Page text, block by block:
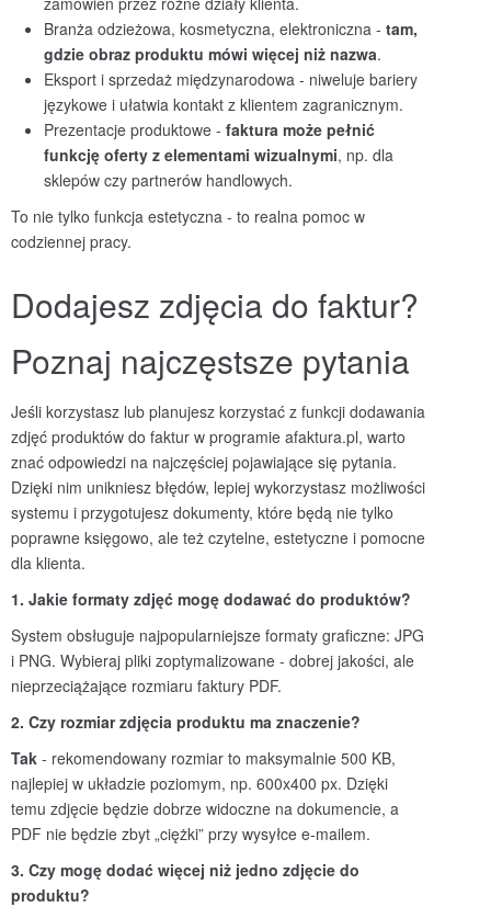
Branża odzieżowa, kosmetyczna, elektroniczna - tam,
gdzie obraz produktu mówi więcej niż nazwa.
Eksport i sprzedaż międzynarodowa - niweluje bariery
językowe i ułatwia kontakt z klientem zagranicznym.
Prezentacje produktowe - faktura może pełnić
funkcję oferty z elementami wizualnymi, np. dla
sklepów czy partnerów handlowych.
To nie tylko funkcja estetyczna - to realna pomoc w
codziennej pracy.
Dodajesz zdjęcia do faktur?
Poznaj najczęstsze pytania
Jeśli korzystasz lub planujesz korzystać z funkcji dodawania
zdjęć produktów do faktur w programie afaktura.pl, warto
znać odpowiedzi na najczęściej pojawiające się pytania.
Dzięki nim unikniesz błędów, lepiej wykorzystasz możliwości
systemu i przygotujesz dokumenty, które będą nie tylko
poprawne księgowo, ale też czytelne, estetyczne i pomocne
dla klienta.
1. Jakie formaty zdjęć mogę dodawać do produktów?
System obsługuje najpopularniejsze formaty graficzne: JPG
i PNG. Wybieraj pliki zoptymalizowane - dobrej jakości, ale
nieprzeciążające rozmiaru faktury PDF.
2. Czy rozmiar zdjęcia produktu ma znaczenie?
Tak - rekomendowany rozmiar to maksymalnie 500 KB,
najlepiej w układzie poziomym, np. 600x400 px. Dzięki
temu zdjęcie będzie dobrze widoczne na dokumencie, a
PDF nie będzie zbyt „ciężki” przy wysyłce e-mailem.
3. Czy mogę dodać więcej niż jedno zdjęcie do
produktu?